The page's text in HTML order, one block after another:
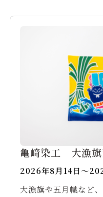
亀﨑染工 大漁旗
2026年8月14日〜
大漁旗や五月幟など